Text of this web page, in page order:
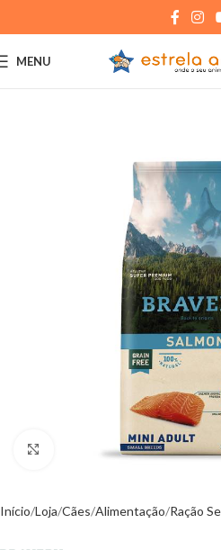
MENU
Click to enlarge
Início Loja Cães Alimentação Ração